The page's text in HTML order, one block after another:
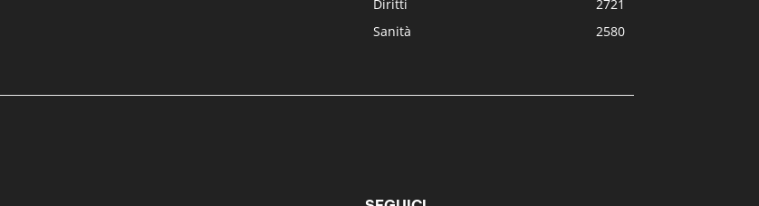
Diritti
2721
Sanità
2580